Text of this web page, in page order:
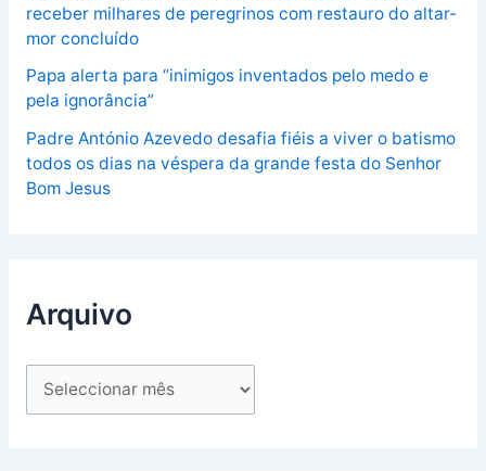
receber milhares de peregrinos com restauro do altar-
mor concluído
Papa alerta para “inimigos inventados pelo medo e
pela ignorância”
Padre António Azevedo desafia fiéis a viver o batismo
todos os dias na véspera da grande festa do Senhor
Bom Jesus
Arquivo